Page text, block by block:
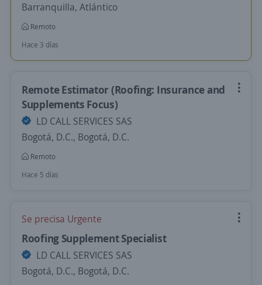
Barranquilla, Atlántico
Remoto
Hace 3 días
Remote Estimator (Roofing: Insurance and
Supplements Focus)
LD CALL SERVICES SAS
Bogotá, D.C., Bogotá, D.C.
Remoto
Hace 5 días
Se precisa Urgente
Roofing Supplement Specialist
LD CALL SERVICES SAS
Bogotá, D.C., Bogotá, D.C.